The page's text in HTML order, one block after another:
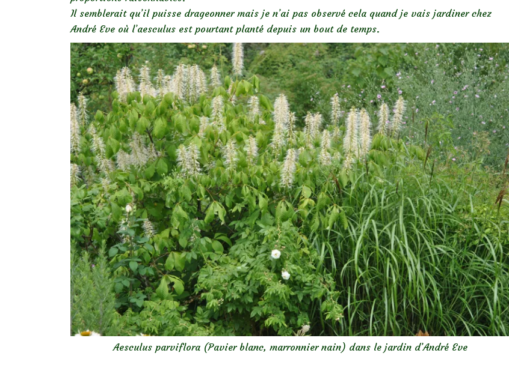
Il semblerait qu’il puisse drageonner mais je n’ai pas observé cela quand je vais jardiner chez
André Eve où l’aesculus est pourtant planté depuis un bout de temps.
Aesculus parviflora (Pavier blanc, marronnier nain) dans le jardin d’André Eve